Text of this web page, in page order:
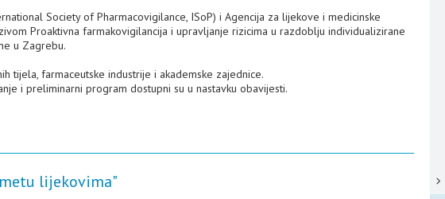
Society of Pharmacovigilance, ISoP) i Agencija za lijekove i medicinske
Proaktivna farmakovigilancija i upravljanje rizicima u razdoblju individualizirane
u Zagrebu.
tijela, farmaceutske industrije i akademske zajednice.
i preliminarni program dostupni su u nastavku obavijesti.
lijekovima"